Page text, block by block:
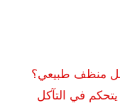
منظف طبيعي؟
في التآكل